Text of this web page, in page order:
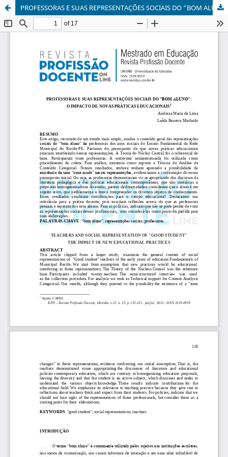
PROFESSORAS E SUAS REPRESENTAÇÕES SOCIAIS DO “BOM ALUNO”: O IMPACTO DE NOVAS PRÁTICAS EDUCACIONAIS¹